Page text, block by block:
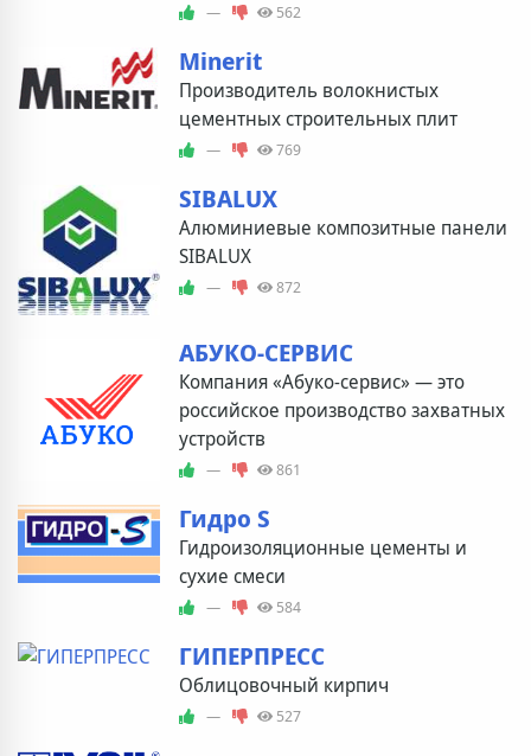
— 562
Minerit
Производитель волокнистых
цементных строительных плит
— 769
SIBALUX
Алюминиевые композитные панели
SIBALUX
— 872
АБУКО-СЕРВИС
Компания «Абуко-сервис» — это
российское производство захватных
устройств
— 861
Гидро S
Гидроизоляционные цементы и
сухие смеси
— 584
ГИПЕРПРЕСС
Облицовочный кирпич
— 527